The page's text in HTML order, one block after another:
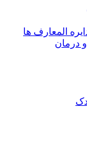
المعارف ها
درمان